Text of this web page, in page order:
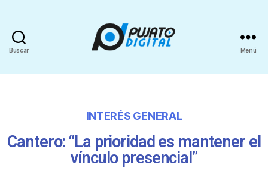
Buscar Menú
INTERÉS GENERAL
Cantero: “La prioridad es mantener el
vínculo presencial”